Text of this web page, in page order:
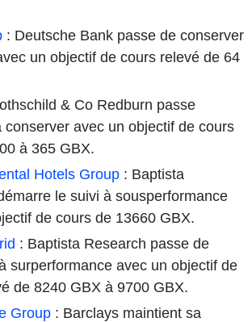
: Deutsche Bank passe de conserver
un objectif de cours relevé de 64
& Co Redburn passe
conserver avec un objectif de cours
à 365 GBX.
Hotels Group : Baptista
le suivi à sousperformance
de cours de 13660 GBX.
: Baptista Research passe de
surperformance avec un objectif de
de 8240 GBX à 9700 GBX.
Group : Barclays maintient sa